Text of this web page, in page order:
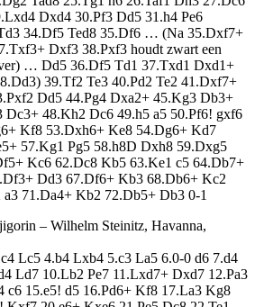
Dxd4 30.Pf3 Dd5 31.h4 Pe6
34.Df5 Ted8 35.Df6 … (Na 35.Dxf7+
Dxf3 38.Pxf3 houdt zwart een
… Dd5 36.Df5 Td1 37.Txd1 Dxd1+
39.Tf2 Te3 40.Pd2 Te2 41.Dxf7+
Dd5 44.Pg4 Dxa2+ 45.Kg3 Db3+
48.Kh2 Dc6 49.h5 a5 50.Pf6! gxf6
Kf8 53.Dxh6+ Ke8 54.Dg6+ Kd7
57.Kg1 Pg5 58.h8D Dxh8 59.Dxg5
Kc6 62.Dc8 Kb5 63.Ke1 c5 64.Db7+
Dd3 67.Df6+ Kb3 68.Db6+ Kc2
71.Da4+ Kb2 72.Db5+ Db3 0-1
– Wilhelm Steinitz, Havanna,
Lc5 4.b4 Lxb4 5.c3 La5 6.0-0 d6 7.d4
Ld7 10.Lb2 Pe7 11.Lxd7+ Dxd7 12.Pa3
c6 15.e5! d5 16.Pd6+ Kf8 17.La3 Kg8